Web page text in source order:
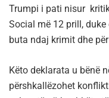
Trumpi i pati nisur
Social më 12 prill,
buta ndaj krimit dhe
Këto deklarata u bënë
përshkallëzohet